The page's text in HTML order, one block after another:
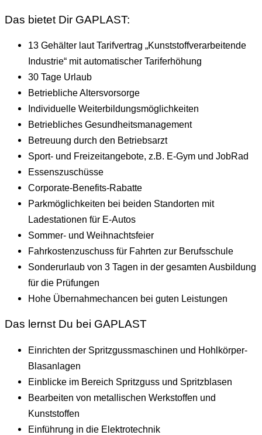
Das bietet Dir GAPLAST:
13 Gehälter laut Tarifvertrag „Kunststoffverarbeitende
Industrie“ mit automatischer Tariferhöhung
30 Tage Urlaub
Betriebliche Altersvorsorge
Individuelle Weiterbildungsmöglichkeiten
Betriebliches Gesundheitsmanagement
Betreuung durch den Betriebsarzt
Sport- und Freizeitangebote, z.B. E-Gym und JobRad
Essenszuschüsse
Corporate-Benefits-Rabatte
Parkmöglichkeiten bei beiden Standorten mit
Ladestationen für E-Autos
Sommer- und Weihnachtsfeier
Fahrkostenzuschuss für Fahrten zur Berufsschule
Sonderurlaub von 3 Tagen in der gesamten Ausbildung
für die Prüfungen
Hohe Übernahmechancen bei guten Leistungen
Das lernst Du bei GAPLAST
Einrichten der Spritzgussmaschinen und Hohlkörper-
Blasanlagen
Einblicke im Bereich Spritzguss und Spritzblasen
Bearbeiten von metallischen Werkstoffen und
Kunststoffen
Einführung in die Elektrotechnik